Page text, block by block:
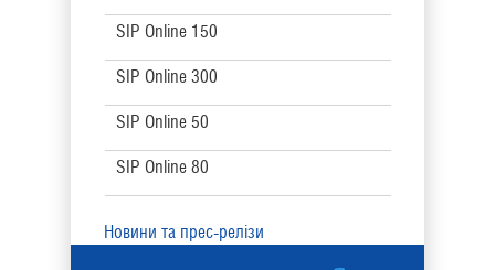
SIP Online 150
SIP Online 300
SIP Online 50
SIP Online 80
Новини та прес-релізи